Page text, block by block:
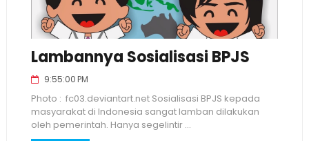
Lambannya Sosialisasi BPJS
9:55:00 PM
Photo : fc03.deviantart.net Sosialisasi BPJS kepada
masyarakat di Indonesia sangat lamban dilakukan
oleh pemerintah. Hanya segelintir ...